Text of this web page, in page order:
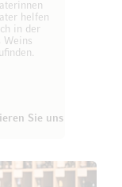
helfen
in der
Weins
Sie uns